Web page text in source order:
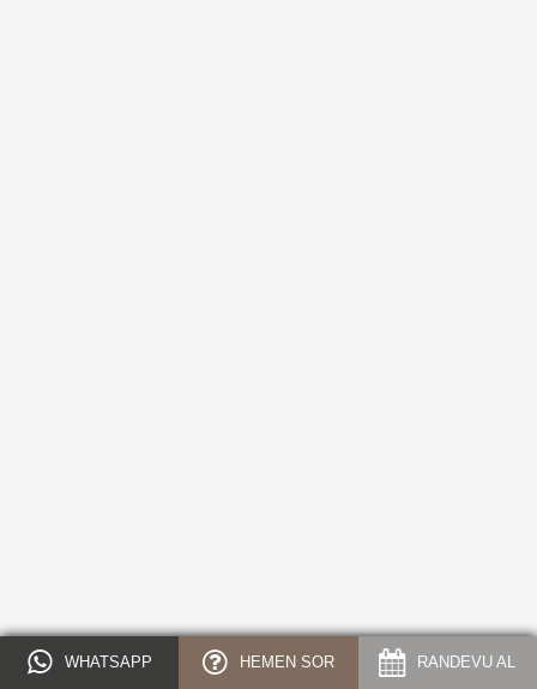
WHATSAPP HEMEN SOR RANDEVU AL